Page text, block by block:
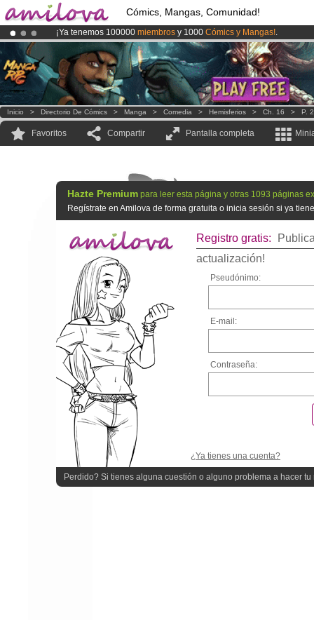
Cómics, Mangas, Comunidad!
¡Ya tenemos 100000 miembros y 1000 Cómics y Mangas!.
¡El Kickstarter Amilova está desormado lanzado!.
¡Conviertete en Premium por3.95 euros al mes!Hazte Premium ya
Inicio > Directorio De Cómics > Manga > Comedia > Hemisferios > Ch. 16 > P.
Favoritos Compartir Pantalla completa
Hazte Premium para leer esta página y otras 1093 páginas
Regístrate en Amilova de forma gratuita o inicia sesión si ya
Registro gratis:
actualización!
Pseudónimo:
E-mail:
Contraseña:
¿Ya tienes una cuenta?
Perdido? Si tienes alguna cuestión o alguno problema a hacer